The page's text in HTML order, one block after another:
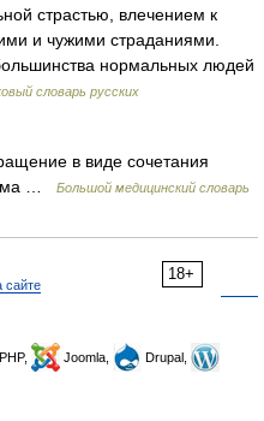
страстью, влечением к
и чужими страданиями.
нормальных людей
словарь русских
в виде сочетания
…
Большой медицинский словарь
18+
сайте
Joomla,
Drupal,